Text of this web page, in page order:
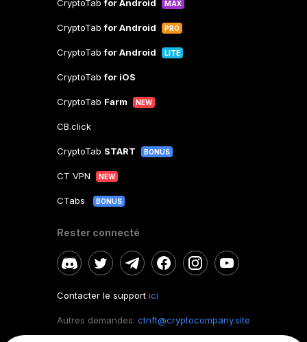
CryptoTabfor Android MAX
CryptoTabfor Android PRO
CryptoTabfor Android LITE
CryptoTabfor iOS
CryptoTab Farm NEW
CB.click
CryptoTab START BONUS
CT VPN NEW
CTabs BONUS
Rester connecté
Contacter le support ici
Autres demandes: ctnft@cryptocompany.site